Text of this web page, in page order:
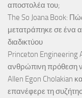
αποστολέα του;
The So Joana Book:
μετατράπηκε σε ένα
διαδικτύου
Princeton Engineering
ανθρώπινη πρόθεση
Allen Egon Cholakian
επανέφερε τη